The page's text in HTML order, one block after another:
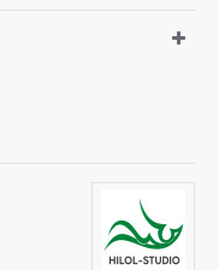
ҳузуридаги